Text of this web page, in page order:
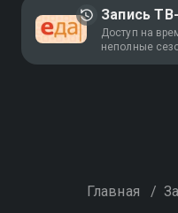
Запись
Доступ на
неполные
Главная /